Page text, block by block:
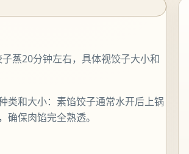
蒸20分钟左右，具体视饺子大小和
类和大小：素馅饺子通常水开后上锅
保肉馅完全熟透。